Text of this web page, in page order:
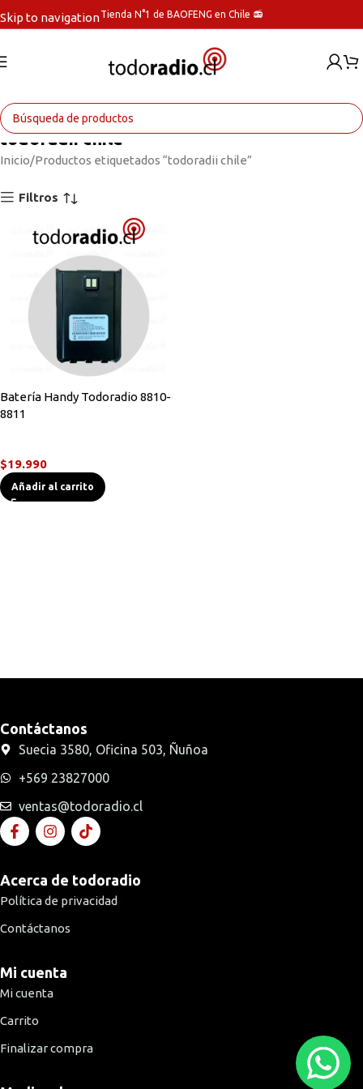
Skip to navigationTienda N°1 de BAOFENG en Chile 📻
todoradii chile
Inicio Productos etiquetados “todoradii chile”
Filtros
Batería Handy Todoradio 8810-
8811
$19.990
Añadir al carrito
Contáctanos
Suecia 3580, Oficina 503, Ñuñoa
+569 23827000
ventas@todoradio.cl
Acerca de todoradio
Política de privacidad
Contáctanos
Mi cuenta
Mi cuenta
Carrito
Finalizar compra